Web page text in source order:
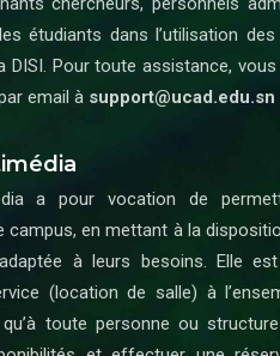
étudiants dans l’utilisation
DISI. Pour toute assistance,
email à support@ucad.edu.sn
a pour vocation de
campus, en mettant à la
à leurs besoins. Elle
(location de salle) à
toute personne ou